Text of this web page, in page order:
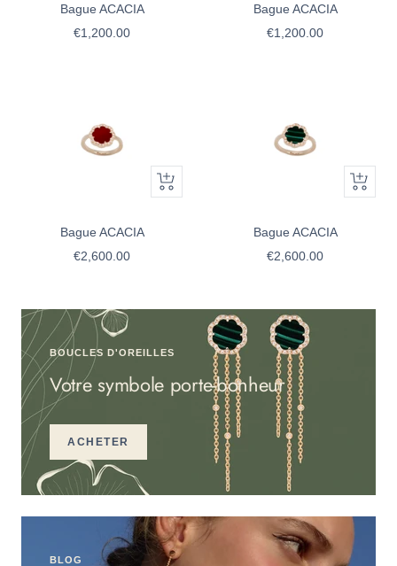
Bague ACACIA
Prix
€1,200.00
Bague ACACIA
Prix
€1,200.00
Apercu
rapide
Bague ACACIA
Prix
€2,600.00
Apercu
rapide
Bague ACACIA
Prix
€2,600.00
BOUCLES D'OREILLES
Votre symbole porte-bonheur
ACHETER
BLOG